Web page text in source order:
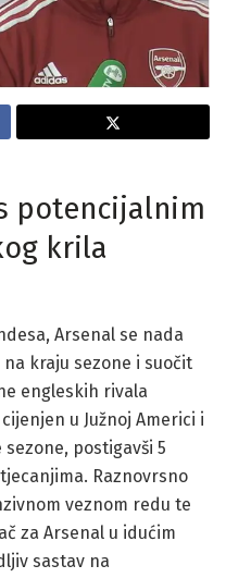
potencijalnim
krila
Arsenal se nada
kraju sezone i suočit
engleskih rivala
u Južnoj Americi i
postigavši 5
Raznovrsno
veznom redu te
za Arsenal u idućim
sastav na